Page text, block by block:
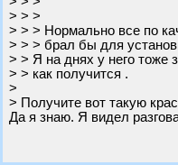
> > >
> > > Нормально все по
> > > брал бы для
> > Я на днях у него тоже
> > как получится .
>
> Получите вот такую
Да я знаю. Я видел